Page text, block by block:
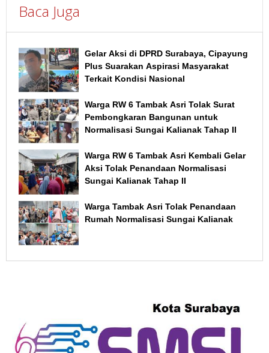
Baca Juga
Gelar Aksi di DPRD Surabaya, Cipayung
Plus Suarakan Aspirasi Masyarakat
Terkait Kondisi Nasional
Warga RW 6 Tambak Asri Tolak Surat
Pembongkaran Bangunan untuk
Normalisasi Sungai Kalianak Tahap II
Warga RW 6 Tambak Asri Kembali Gelar
Aksi Tolak Penandaan Normalisasi
Sungai Kalianak Tahap II
Warga Tambak Asri Tolak Penandaan
Rumah Normalisasi Sungai Kalianak